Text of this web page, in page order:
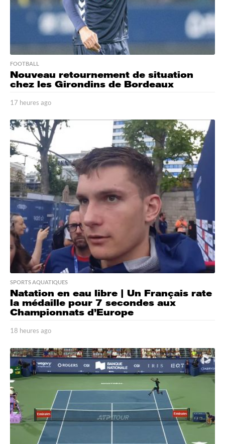
FOOTBALL
Nouveau retournement de situation
chez les Girondins de Bordeaux
17 heures ago
h
e
u
r
e
a
o
SPORTS AQUATIQUES
Natation en eau libre | Un Français rate
la médaille pour 7 secondes aux
Championnats d’Europe
18 heures ago
h
e
r
s
a
g
o